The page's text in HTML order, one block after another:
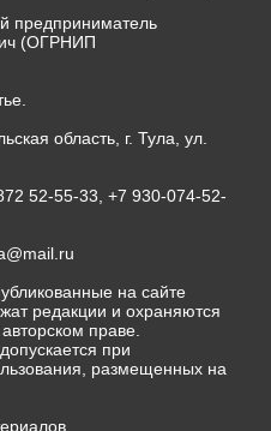
предприниматель
(ОГРНИП
область, г. Тула, ул.
52-55-33, +7 930-074-52-
на сайте
редакции и охраняются
праве.
при
размещенных на